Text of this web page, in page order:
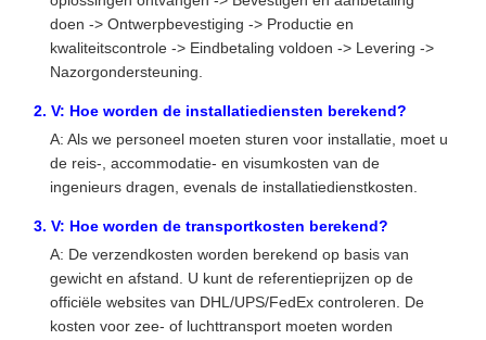
doen -> Ontwerpbevestiging -> Productie en
kwaliteitscontrole -> Eindbetaling voldoen -> Levering ->
Nazorgondersteuning.
2. V: Hoe worden de installatiediensten berekend?
A: Als we personeel moeten sturen voor installatie, moet u
de reis-, accommodatie- en visumkosten van de
ingenieurs dragen, evenals de installatiedienstkosten.
3. V: Hoe worden de transportkosten berekend?
A: De verzendkosten worden berekend op basis van
gewicht en afstand. U kunt de referentieprijzen op de
officiële websites van DHL/UPS/FedEx controleren. De
kosten voor zee- of luchttransport moeten worden